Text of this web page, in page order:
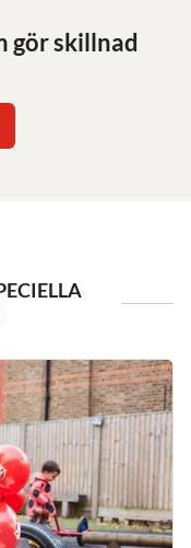
gör skillnad